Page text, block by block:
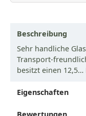
Beschreibung
Sehr handliche
Transport-
besitzt einen 12,5…
Eigenschaften
Bewertungen